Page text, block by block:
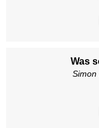
Was
Simon